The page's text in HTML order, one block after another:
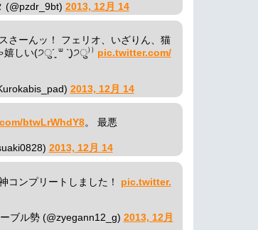
(@pzdr_9bt) 2013, 12月 14
さーんッ！ フェリオ、いざりん、猫
嬉しい(੭ु´͈ ᐜ `͈)੭ु⁾⁾ pic.twitter.com/
2013, 12月 14
btwLrWhdY8。 最悪
2013, 12月 14
コンプリートしました！
pic.twitter.
ブル勢 (@zyegann12_g) 2013, 12月